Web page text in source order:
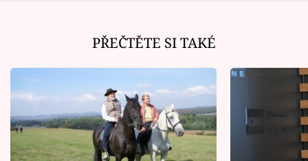
PŘEČTĚTE SI TAKÉ